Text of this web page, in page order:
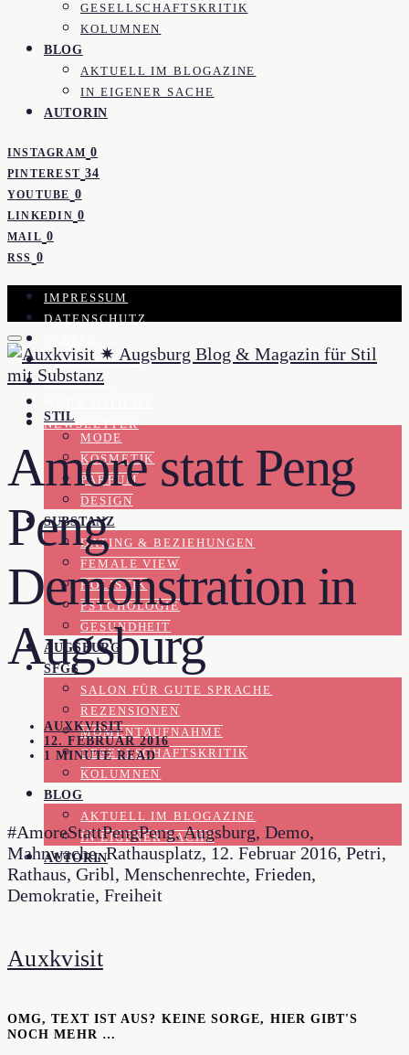
GESELLSCHAFTSKRITIK
KOLUMNEN
BLOG
AKTUELL IM BLOGAZINE
IN EIGENER SACHE
AUTORIN
INSTAGRAM 0
PINTEREST 34
YOUTUBE 0
LINKEDIN 0
MAIL 0
RSS 0
IMPRESSUM
DATENSCHUTZ
KOOPERATION
KONTAKT
NEWSLETTER
STIL
MODE
KOSMETIK
PARFUM
DESIGN
SUBSTANZ
DATING & BEZIEHUNGEN
FEMALE VIEW
HOLISTIK
PSYCHOLOGIE
GESUNDHEIT
AUGSBURG
SFGS
SALON FÜR GUTE SPRACHE
REZENSIONEN
MOMENTAUFNAHME
GESELLSCHAFTSKRITIK
KOLUMNEN
BLOG
AKTUELL IM BLOGAZINE
IN EIGENER SACHE
AUTORIN
Amore statt Peng
Peng
Demonstration in
Augsburg
AUXKVISIT
12. FEBRUAR 2016
1 MINUTE READ
#AmoreStattPengPeng, Augsburg, Demo,
Mahnwache, Rathausplatz, 12. Februar 2016, Petri,
Rathaus, Gribl, Menschenrechte, Frieden,
Demokratie, Freiheit
Auxkvisit
OMG, TEXT IST AUS? KEINE SORGE, HIER GIBT'S
NOCH MEHR …